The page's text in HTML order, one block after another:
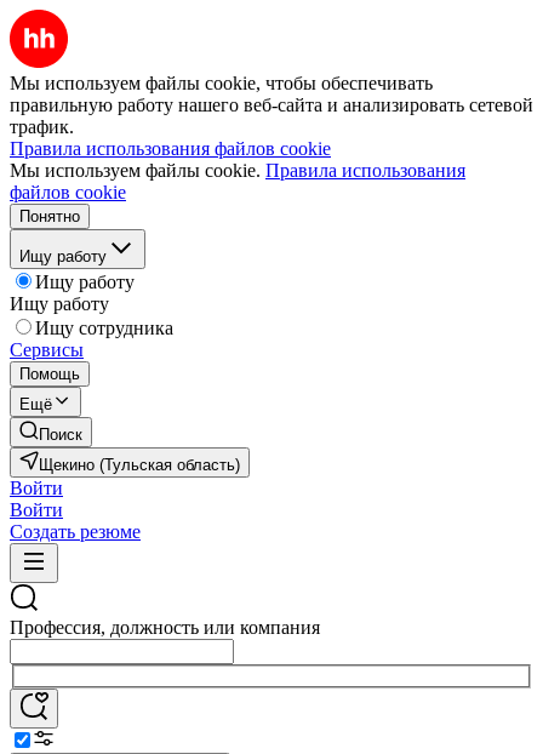
Мы используем файлы cookie, чтобы обеспечивать
правильную работу нашего веб-сайта и анализировать сетевой
трафик.
Правила использования файлов cookie
Мы используем файлы cookie. Правила использования
файлов cookie
Понятно
Ищу работу
Ищу работу
Ищу работу
Ищу сотрудника
Сервисы
Помощь
Ещё
Поиск
Щекино (Тульская область)
Войти
Войти
Создать резюме
Профессия, должность или компания